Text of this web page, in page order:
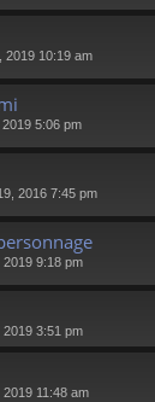
2019 10:19 am
5:06 pm
2016 7:45 pm
2019 9:18 pm
2019 3:51 pm
2019 11:48 am